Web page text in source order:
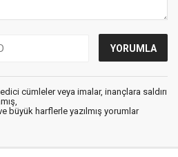
cümleler veya imalar, inançlara saldırı
büyük harflerle yazılmış yorumlar